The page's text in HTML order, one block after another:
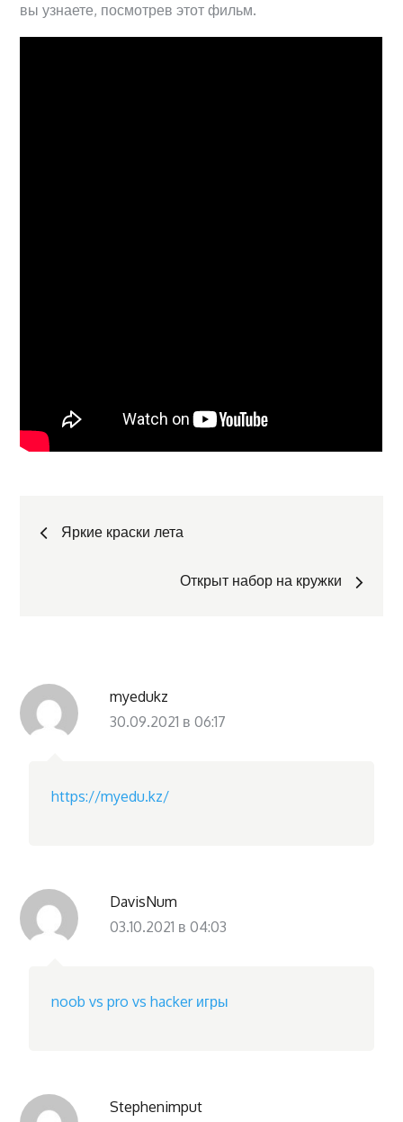
вы узнаете, посмотрев этот фильм.
Навигация
Яркие краски лета
Открыт набор на кружки
myedukz
30.09.2021 в 06:17
https://myedu.kz/
DavisNum
03.10.2021 в 04:03
noob vs pro vs hacker игры
Stephenimput